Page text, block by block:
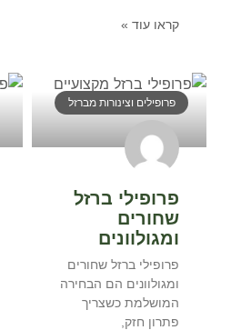
קראו עוד »
פרופילים וצינורות מברזל
פרופילי ברזל
שחורים
ומגולוונים
פרופילי ברזל שחורים
ומגולוונים הם הבחירה
המושלמת כשצריך
פתרון חזק,